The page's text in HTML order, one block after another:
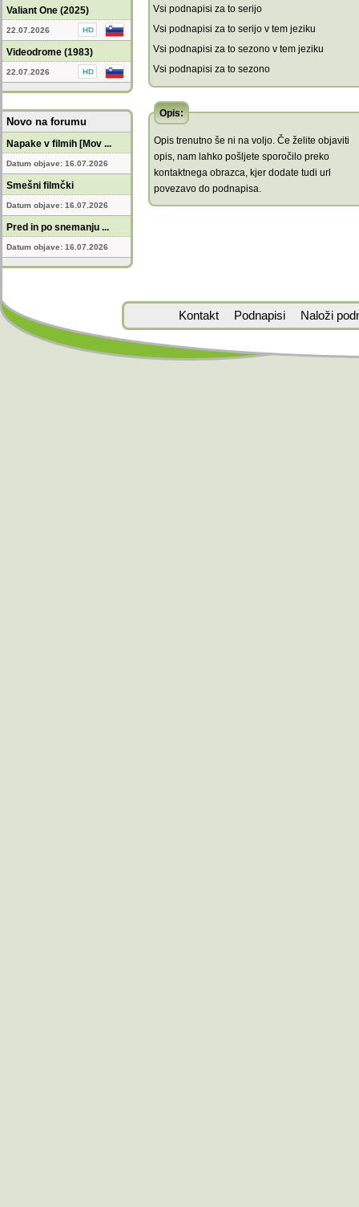
Valiant One (2025)
22.07.2026
Videodrome (1983)
22.07.2026
Novo na forumu
Napake v filmih [Mov ...
Datum objave: 16.07.2026
Smešni filmčki
Datum objave: 16.07.2026
Pred in po snemanju ...
Datum objave: 16.07.2026
Vsi podnapisi za to serijo
Vsi podnapisi za to serijo v tem jeziku
Vsi podnapisi za to sezono v tem jeziku
Vsi podnapisi za to sezono
Opis:
Opis trenutno še ni na voljo. Če želite objaviti
opis, nam lahko pošljete sporočilo preko
kontaktnega obrazca, kjer dodate tudi url
povezavo do podnapisa.
Kontakt Podnapisi Naloži